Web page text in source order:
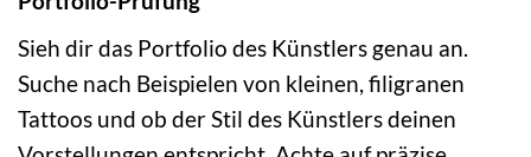
Sieh dir das Portfolio des Künstlers genau an.
Suche nach Beispielen von kleinen, filigranen
Tattoos und ob der Stil des Künstlers deinen